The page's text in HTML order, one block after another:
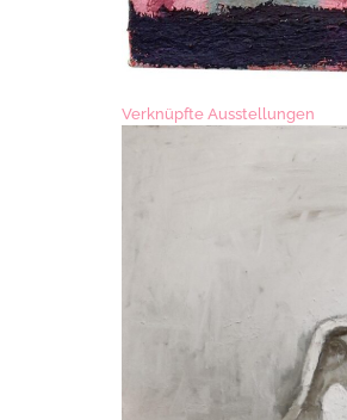
Verknüpfte Ausstellungen